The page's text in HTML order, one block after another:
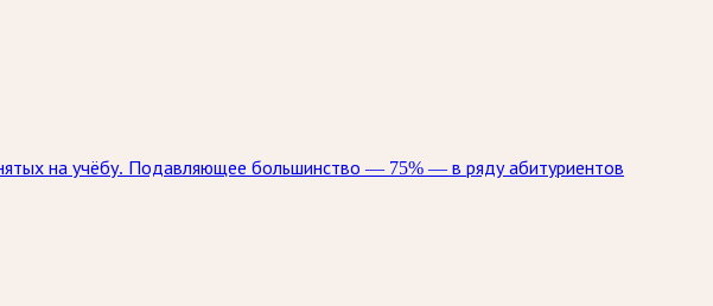
на учёбу. Подавляющее большинство — 75% — в ряду абитуриентов